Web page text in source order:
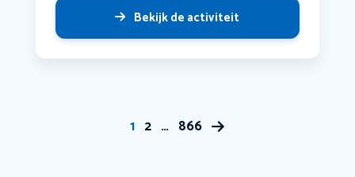
Bekijk de activiteit
1 2 … 866